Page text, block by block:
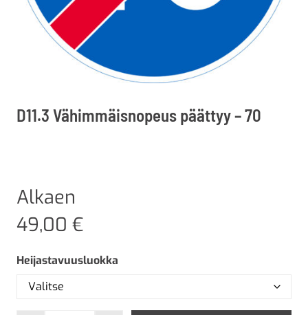
D11.3 Vähimmäisnopeus päättyy – 70
Alkaen
49,00 €
Heijastavuusluokka